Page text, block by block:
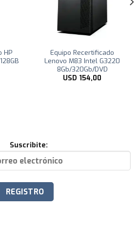
HP
Equipo Recertificado
Lenovo M83 Intel G3220
8Gb/320Gb/DVD
USD 154,00
Suscribite: